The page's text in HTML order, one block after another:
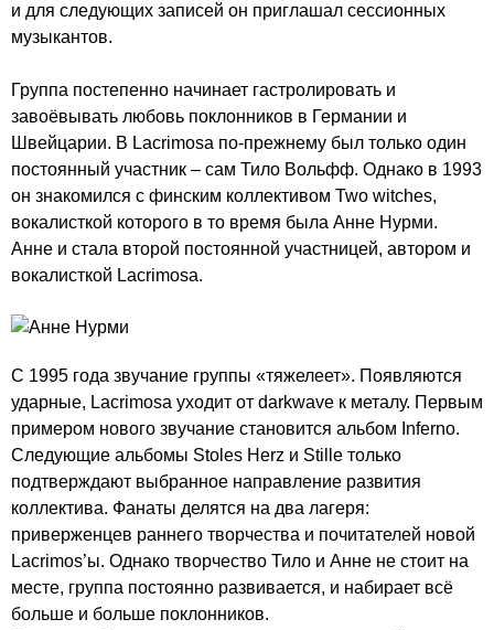
и для следующих записей он приглашал сессионных
музыкантов.
Группа постепенно начинает гастролировать и
завоёвывать любовь поклонников в Германии и
Швейцарии. В Lacrimosa по-прежнему был только один
постоянный участник – сам Тило Вольфф. Однако в 1993
он знакомился с финским коллективом Two witches,
вокалисткой которого в то время была Анне Нурми.
Анне и стала второй постоянной участницей, автором и
вокалисткой Lacrimosa.
С 1995 года звучание группы «тяжелеет». Появляются
ударные, Lacrimosa уходит от darkwave к металу. Первым
примером нового звучание становится альбом Inferno.
Следующие альбомы Stoles Herz и Stille только
подтверждают выбранное направление развития
коллектива. Фанаты делятся на два лагеря:
приверженцев раннего творчества и почитателей новой
Lacrimos’ы. Однако творчество Тило и Анне не стоит на
месте, группа постоянно развивается, и набирает всё
больше и больше поклонников.